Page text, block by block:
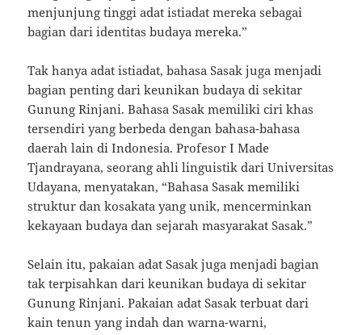
menjunjung tinggi adat istiadat mereka sebagai
bagian dari identitas budaya mereka.”
Tak hanya adat istiadat, bahasa Sasak juga menjadi
bagian penting dari keunikan budaya di sekitar
Gunung Rinjani. Bahasa Sasak memiliki ciri khas
tersendiri yang berbeda dengan bahasa-bahasa
daerah lain di Indonesia. Profesor I Made
Tjandrayana, seorang ahli linguistik dari Universitas
Udayana, menyatakan, “Bahasa Sasak memiliki
struktur dan kosakata yang unik, mencerminkan
kekayaan budaya dan sejarah masyarakat Sasak.”
Selain itu, pakaian adat Sasak juga menjadi bagian
tak terpisahkan dari keunikan budaya di sekitar
Gunung Rinjani. Pakaian adat Sasak terbuat dari
kain tenun yang indah dan warna-warni,